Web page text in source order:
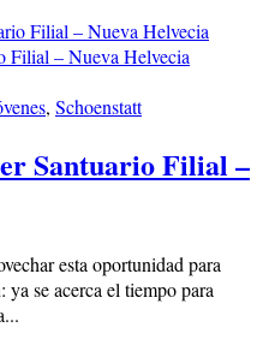
Filial – Nueva Helvecia
, Schoenstatt
Santuario Filial –
esta oportunidad para
se acerca el tiempo para